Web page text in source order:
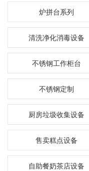
炉拼台系列
清洗净化消毒设备
不锈钢工作柜台
不锈钢定制
厨房垃圾收集设备
售卖糕点设备
自助餐奶茶店设备